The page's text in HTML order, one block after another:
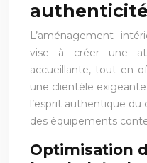
authenticité
L’aménagement
vise à créer une
accueillante, tout en
une clientèle
l’esprit authentique
des équipements
Optimisation